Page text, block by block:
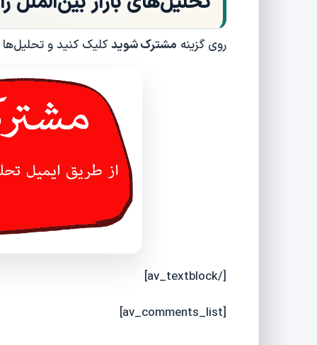
روی گزینه مشترک شویدکلیک کنید و
[/av_textblock]
[av_comments_list]